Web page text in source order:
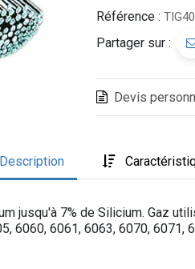
Référence :
Partager sur :
Devis
Description
jusqu'à 7% de Silicium. Gaz
6060, 6061, 6063, 6070, 6071,